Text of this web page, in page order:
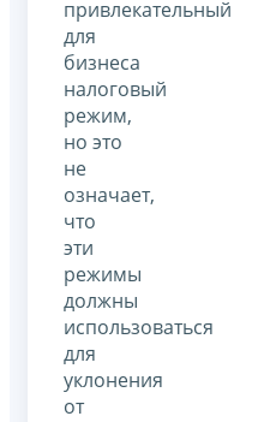
привлекательный
для
бизнеса
налоговый
режим,
но это
не
означает,
что
эти
режимы
должны
использоваться
для
уклонения
от